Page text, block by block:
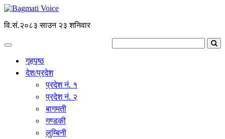
वि.सं.२०८३ साउन २३ शनिवार
गृहपृष्ठ
देश/प्रदेश
प्रदेश नं. १
प्रदेश नं. २
बागमती
गण्डकी
लुम्बिनी